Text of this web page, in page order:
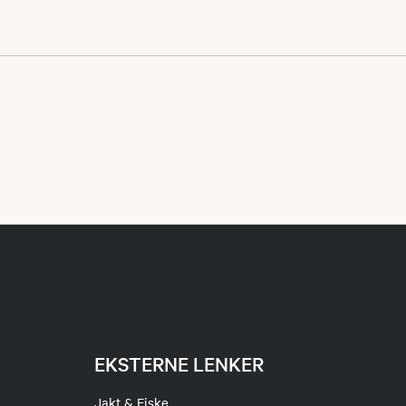
EKSTERNE LENKER
Jakt & Fiske